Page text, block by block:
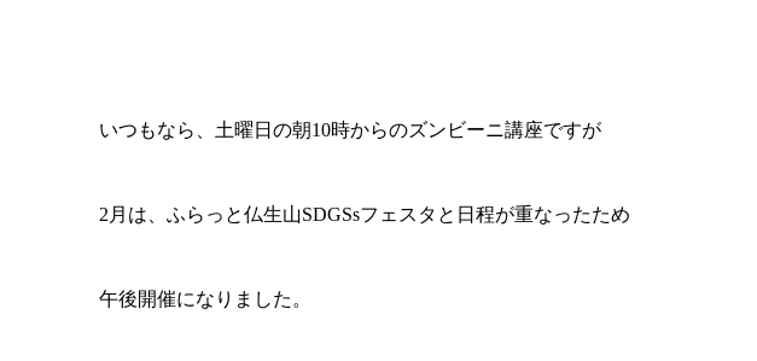
いつもなら、土曜日の朝10時からのズンビーニ講座ですが
2月は、ふらっと仏生山SDGSsフェスタと日程が重なったため
午後開催になりました。